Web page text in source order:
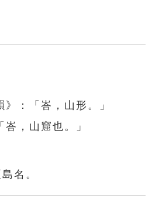
：「峇，山形。」
，山窟也。」
名。